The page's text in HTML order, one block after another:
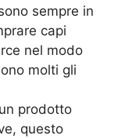
sempre in
capi
nel modo
molti gli
prodotto
questo